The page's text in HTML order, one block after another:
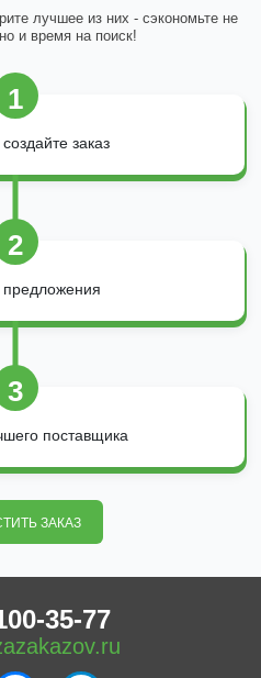
лучшее из них - сэкономьте не
и время на поиск!
1
заказ
2
предложения
3
поставщика
ЗАКАЗ
35-77